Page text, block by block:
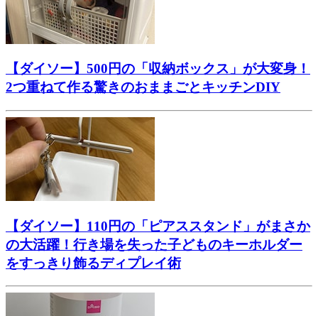
【ダイソー】500円の「収納ボックス」が大変身！
2つ重ねて作る驚きのおままごとキッチンDIY
【ダイソー】110円の「ピアススタンド」がまさか
の大活躍！行き場を失った子どものキーホルダー
をすっきり飾るディプレイ術